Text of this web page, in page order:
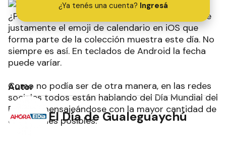
¿Por qué es el 17 de julio el día del emoji? Porque
justamente el emoji de calendario en iOS que
forma parte de la colección muestra este día. No
siempre es así. En teclados de Android la fecha
puede varíar.
Como no podía ser de otra manera, en las redes
sociales todos están hablando del Día Mundial del
Emoji y mensajeándose con la mayor cantidad de
emoticones posibles.
¿Ya tenés una cuenta? Ingresá
Autor
El Día de Gualeguaychú